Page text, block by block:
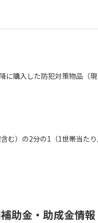
に購入した防犯対策物品（
む）の2分の1（1世帯当た
助金・助成金情報